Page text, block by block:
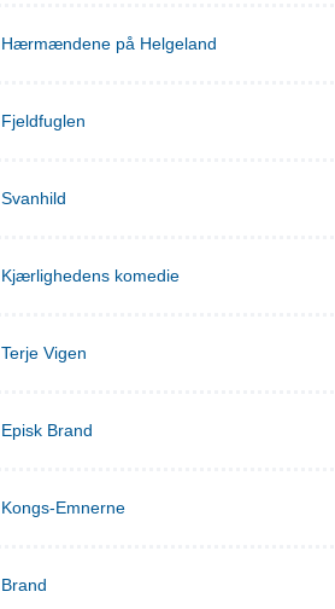
Hærmændene på Helgeland
Fjeldfuglen
Svanhild
Kjærlighedens komedie
Terje Vigen
Episk Brand
Kongs-Emnerne
Brand